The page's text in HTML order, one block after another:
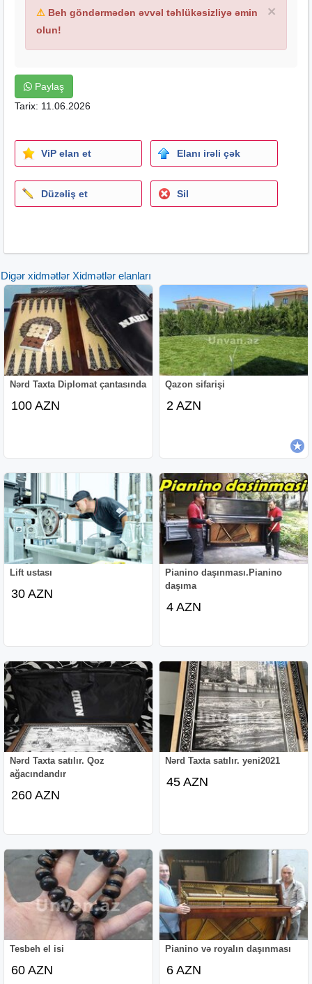
×
⚠ Beh göndərmədən əvvəl təhlükəsizliyə əmin
olun!
Paylaş
Tarix: 11.06.2026
ViP elan et Elanı irəli çək
Düzəliş et Sil
Digər xidmətlər Xidmətlər elanları
Nərd Taxta Diplomat çantasında
100 AZN
Qazon sifarişi
2 AZN
Lift ustası
30 AZN
Pianino daşınması.Pianino
daşıma
4 AZN
Nərd Taxta satılır. Qoz
ağacındandır
260 AZN
Nərd Taxta satılır. yeni2021
45 AZN
Tesbeh el isi
60 AZN
Pianino və royalın daşınması
6 AZN